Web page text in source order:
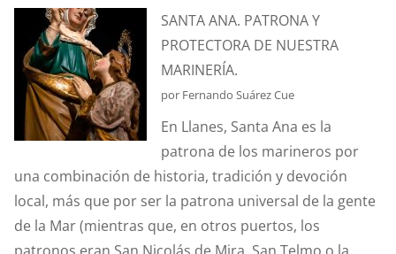
¿CONOCÉIS
ANÉCDOTA
DEL
ESTANDARTE
DE
SANTA
ANA?
SANTA ANA. PATRONA Y
PROTECTORA DE NUESTRA
MARINERÍA.
por Fernando Suárez Cue
En Llanes, Santa Ana es la
patrona de los marineros por
una combinación de historia, tradición y devoción
local, más que por ser la patrona universal de la gente
de la Mar (mientras que, en otros puertos, los